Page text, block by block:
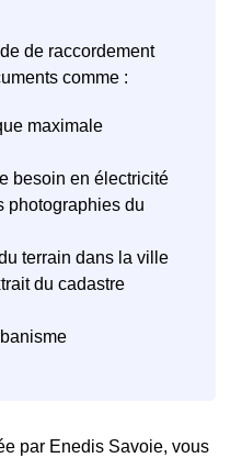
de raccordement
comme :
maximale
besoin en électricité
photographies du
terrain dans la ville
du cadastre
par Enedis Savoie, vous